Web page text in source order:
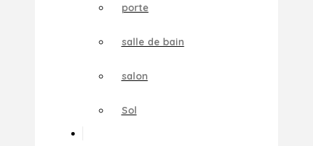
porte
salle de bain
salon
Sol